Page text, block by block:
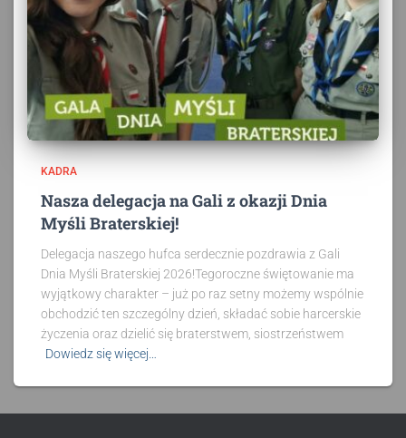
KADRA
Nasza delegacja na Gali z okazji Dnia
Myśli Braterskiej!
Delegacja naszego hufca serdecznie pozdrawia z Gali
Dnia Myśli Braterskiej 2026!Tegoroczne świętowanie ma
wyjątkowy charakter – już po raz setny możemy wspólnie
obchodzić ten szczególny dzień, składać sobie harcerskie
życzenia oraz dzielić się braterstwem, siostrzeństwem
Dowiedz się więcej…